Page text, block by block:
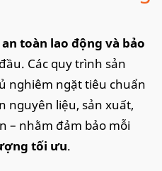
an toàn lao động và bảo
Các quy trình sản
nghiêm ngặt tiêu chuẩn
nguyên liệu, sản xuất,
– nhằm đảm bảo mỗi
tối ưu.